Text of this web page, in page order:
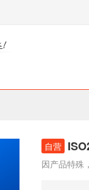
自营
因产品特殊